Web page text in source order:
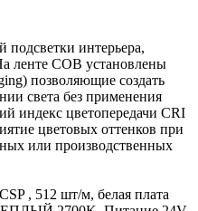
подсветки интерьера,
ленте COB установлены
позволяющие создать
света без применения
индекс цветопередачи CRI
цветовых оттенков при
или производственных
, 512 шт/м, белая плата